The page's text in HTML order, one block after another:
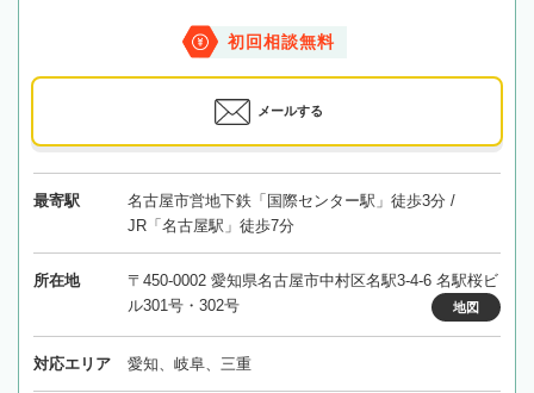
初回相談無料
メールする
最寄駅
名古屋市営地下鉄「国際センター駅」徒歩3分 /
JR「名古屋駅」徒歩7分
所在地
〒450-0002 愛知県名古屋市中村区名駅3-4-6 名駅桜ビ
ル301号・302号
地図
対応エリア 愛知、岐阜、三重